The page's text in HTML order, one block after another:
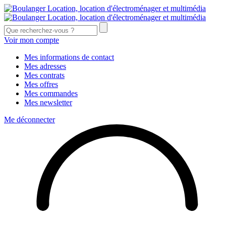
Voir mon compte
Mes informations de contact
Mes adresses
Mes contrats
Mes offres
Mes commandes
Mes newsletter
Me déconnecter